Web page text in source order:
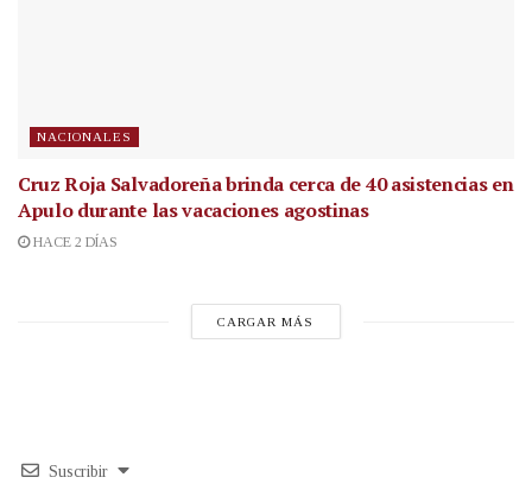
NACIONALES
Cruz Roja Salvadoreña brinda cerca de 40 asistencias en
Apulo durante las vacaciones agostinas
HACE 2 DÍAS
CARGAR MÁS
Suscribir